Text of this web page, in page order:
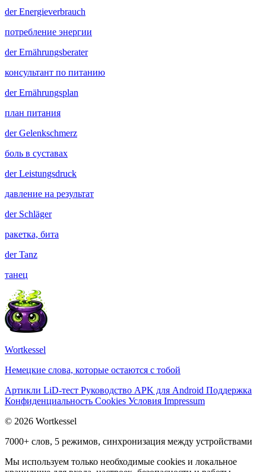
derEnergieverbrauch
потребление энергии
derErnährungsberater
консультант по питанию
derErnährungsplan
план питания
derGelenkschmerz
боль в суставах
derLeistungsdruck
давление на результат
derSchläger
ракетка, бита
derTanz
танец
Wortkessel
Немецкие слова, которые остаются с тобой
Артикли LiD-тест Руководство APK для Android Поддержка
Конфиденциальность Cookies Условия Impressum
© 2026 Wortkessel
7000+ слов, 5 режимов, синхронизация между устройствами
Мы используем только необходимые cookies и локальное